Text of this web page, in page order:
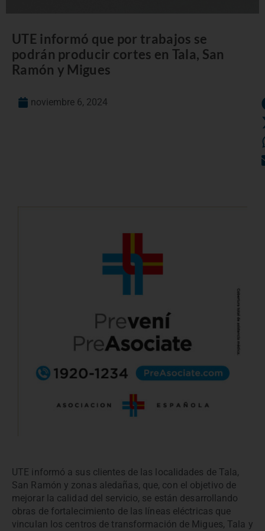
UTE informó que por trabajos se
podrán producir cortes en Tala, San
Ramón y Migues
noviembre 6, 2024
UTE informó a sus clientes de las localidades de Tala,
San Ramón y zonas aledañas, que, con el objetivo de
mejorar la calidad del servicio, se están desarrollando
obras de fortalecimiento de las líneas eléctricas que
vinculan los centros de transformación de Migues, Tala y